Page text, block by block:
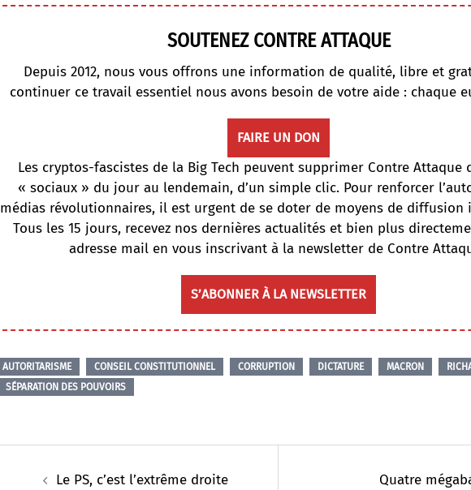
SOUTENEZ CONTRE ATTAQUE
Depuis 2012, nous vous offrons une information de qualité, libre et
continuer ce travail essentiel nous avons besoin de votre aide : chaque
FAIRE UN DON
Les cryptos-fascistes de la Big Tech peuvent supprimer Contre Attaque
« sociaux » du jour au lendemain, d’un simple clic. Pour renforcer
médias révolutionnaires, il est urgent de se doter de moyens de diffusion
Tous les 15 jours, recevez nos dernières actualités et bien plus
adresse mail en vous inscrivant à la newsletter de Contre
S’ABONNER À LA NEWSLETTER
AUTORITARISME CONSEIL CONSTITUTIONNEL CORRUPTION DICTATURE MACRON
SÉPARATION DES POUVOIRS
d’articleLe PS, c’est l’extrême droite
Quatre